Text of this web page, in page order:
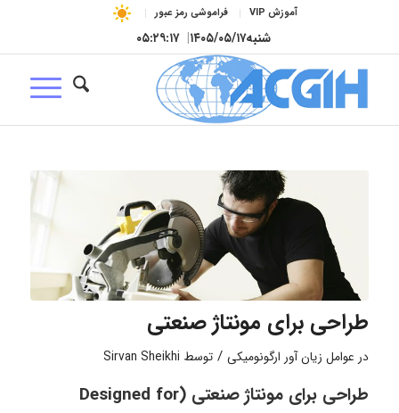
آموزش VIP فراموشی رمز عبور
شنبه۱۴۰۵/۰۵/۱۷| ۰۵:۲۹:۱۷
طراحی برای مونتاژ صنعتی
در عوامل زیان آور ارگونومیکی / توسط Sirvan Sheikhi
طراحی برای مونتاژ صنعتی (Designed for